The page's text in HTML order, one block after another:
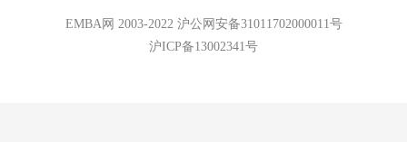
EMBA网 2003-2022 沪公网安备31011702000011号
沪ICP备13002341号